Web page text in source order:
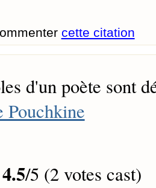
cette citation
d'un poète sont
Pouchkine
4.5/5 (2 votes cast)